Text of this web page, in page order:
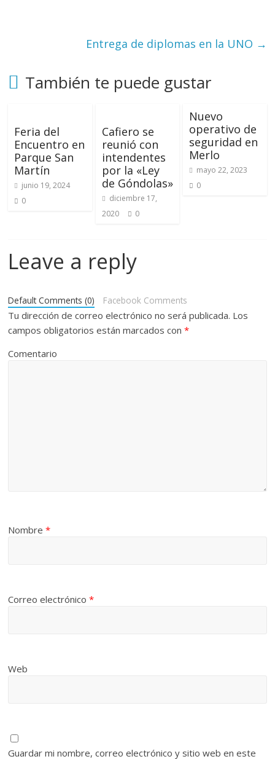
Entrega de diplomas en la UNO →
También te puede gustar
Feria del
Encuentro en
Parque San
Martín
junio 19, 2024
0
Cafiero se
reunió con
intendentes
por la «Ley
de Góndolas»
diciembre 17,
2020
0
Nuevo
operativo de
seguridad en
Merlo
mayo 22, 2023
0
Leave a reply
Default Comments (0) Facebook Comments
Tu dirección de correo electrónico no será publicada. Los
campos obligatorios están marcados con*
Comentario
Nombre*
Correo electrónico*
Web
Guardar mi nombre, correo electrónico y sitio web en este